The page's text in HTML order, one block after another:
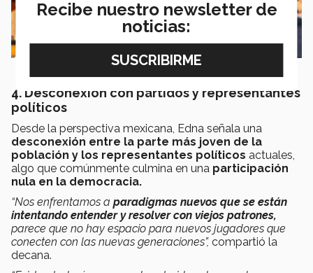
4. Desconexión con partidos y representantes
políticos
Desde la perspectiva mexicana, Edna señala una
desconexión entre la parte más joven de la
población y los representantes políticos actuales,
algo que comúnmente culmina en una participación
nula en la democracia.
“Nos enfrentamos a paradigmas nuevos que se están
intentando entender y resolver con viejos patrones,
parece que no hay espacio para nuevos jugadores que
conecten con las nuevas generaciones”, compartió la
decana.
Recibe nuestro newsletter de
noticias: